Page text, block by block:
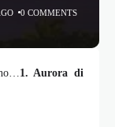
0 COMMENTS
1. Aurora di